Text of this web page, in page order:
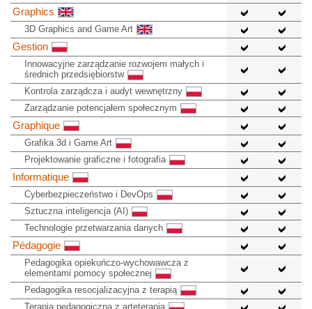
Graphics
3D Graphics and Game Art
Gestion
Innowacyjne zarządzanie rozwojem małych i
średnich przedsiębiorstw
Kontrola zarządcza i audyt wewnętrzny
Zarządzanie potencjałem społecznym
Graphique
Grafika 3d i Game Art
Projektowanie graficzne i fotografia
Informatique
Cyberbezpieczeństwo i DevOps
Sztuczna inteligencja (AI)
Technologie przetwarzania danych
Pédagogie
Pedagogika opiekuńczo-wychowawcza z
elementami pomocy społecznej
Pedagogika resocjalizacyjna z terapią
Terapia pedagogiczna z arteterapią